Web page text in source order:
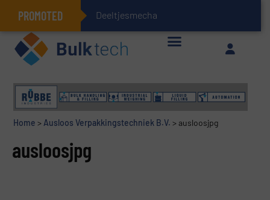
PROMOTED Deeltjesmechanica en kr
Home >Ausloos Verpakkingstechniek B.V. > ausloosjpg
ausloosjpg